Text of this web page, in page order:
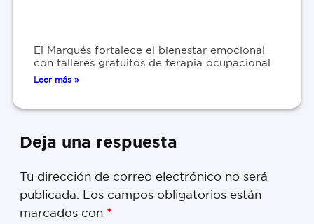
El Marqués fortalece el bienestar emocional
con talleres gratuitos de terapia ocupacional
Leer más »
Deja una respuesta
Tu dirección de correo electrónico no será
publicada. Los campos obligatorios están
marcados con *